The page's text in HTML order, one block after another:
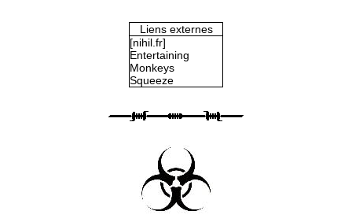
Liens externes
[nihil.fr]
Entertaining
Monkeys
Squeeze